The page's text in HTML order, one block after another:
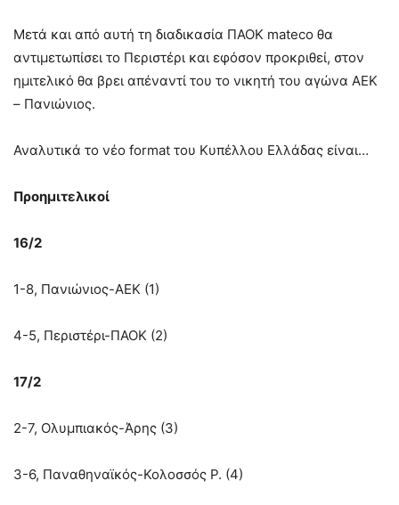
Μετά και από αυτή τη διαδικασία ΠΑΟΚ mateco θα
αντιμετωπίσει το Περιστέρι και εφόσον προκριθεί, στον
ημιτελικό θα βρει απέναντί του το νικητή του αγώνα ΑΕΚ
– Πανιώνιος.
Αναλυτικά το νέο format του Κυπέλλου Ελλάδας είναι…
Προημιτελικοί
16/2
1-8, Πανιώνιος-ΑΕΚ (1)
4-5, Περιστέρι-ΠΑΟΚ (2)
17/2
2-7, Ολυμπιακός-Άρης (3)
3-6, Παναθηναϊκός-Κολοσσός Ρ. (4)